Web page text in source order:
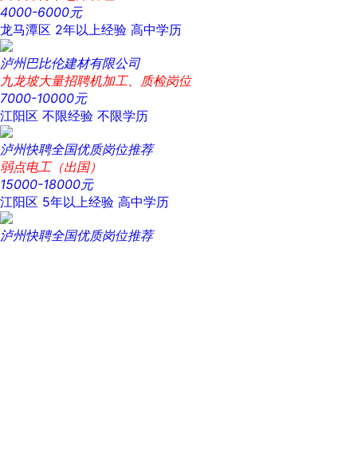
4000-6000元
龙马潭区 2年以上经验 高中学历
泸州巴比伦建材有限公司
九龙坡大量招聘机加工、质检岗位
7000-10000元
江阳区 不限经验 不限学历
泸州快聘全国优质岗位推荐
弱点电工（出国）
15000-18000元
江阳区 5年以上经验 高中学历
泸州快聘全国优质岗位推荐